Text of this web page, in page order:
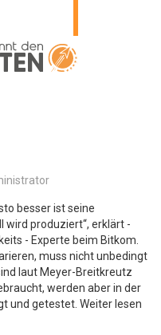
besser ist seine
wird produziert“, erklärt
- Experte beim Bitkom.
muss nicht unbedingt
laut Meyer-Breitkreutz
werden aber in der
und getestet. Weiter lesen